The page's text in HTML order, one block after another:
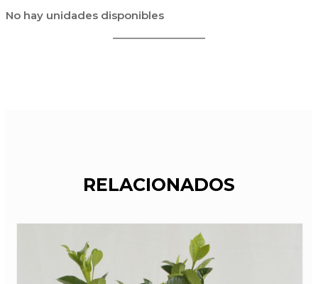
No hay unidades disponibles
RELACIONADOS